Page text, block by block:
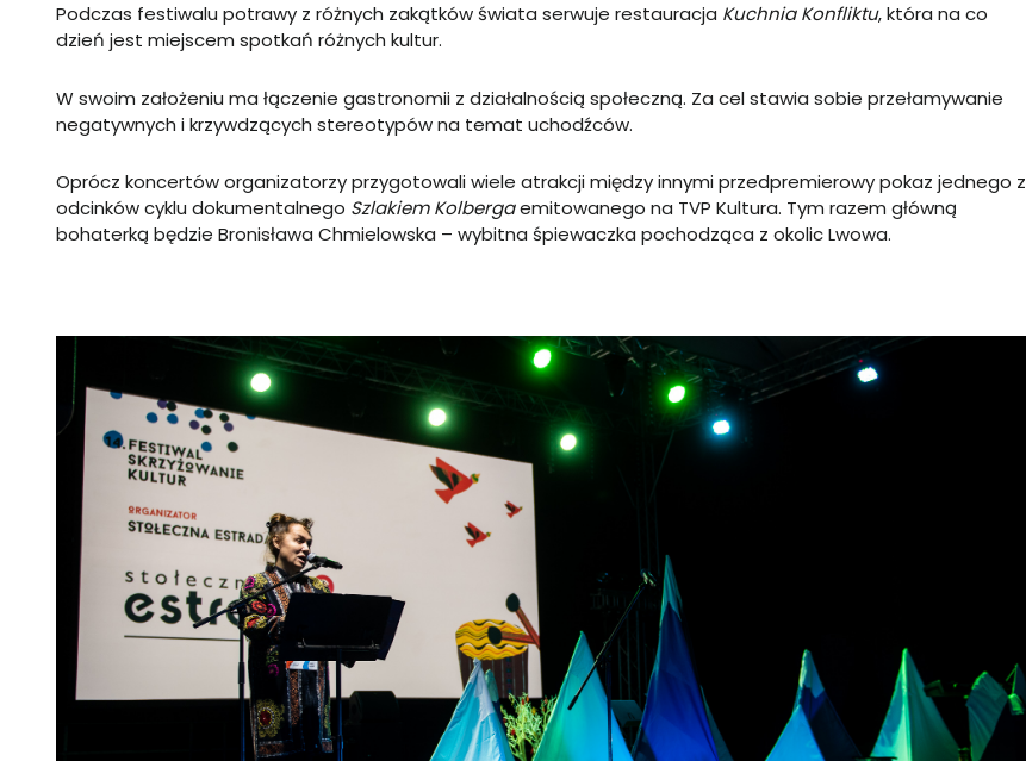
Podczas festiwalu potrawy z różnych zakątków świata serwuje restauracja Kuchnia Konfliktu, która na co
dzień jest miejscem spotkań różnych kultur.
W swoim założeniu ma łączenie gastronomii z działalnością społeczną. Za cel stawia sobie przełamywanie
negatywnych i krzywdzących stereotypów na temat uchodźców.
Oprócz koncertów organizatorzy przygotowali wiele atrakcji między innymi przedpremierowy pokaz jednego z
odcinków cyklu dokumentalnego Szlakiem Kolbergaemitowanego na TVP Kultura. Tym razem główną
bohaterką będzie Bronisława Chmielowska – wybitna śpiewaczka pochodząca z okolic Lwowa.